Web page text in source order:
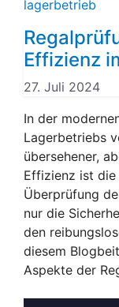
Effizienz
27. Juli 2024
In der
Lagerbetriebs
übersehener,
Effizienz ist die
Überprüfung
nur die
den
diesem
Aspekte der